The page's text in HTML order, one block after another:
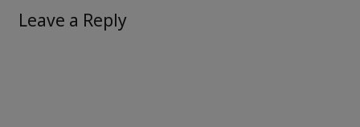
Leave a Reply